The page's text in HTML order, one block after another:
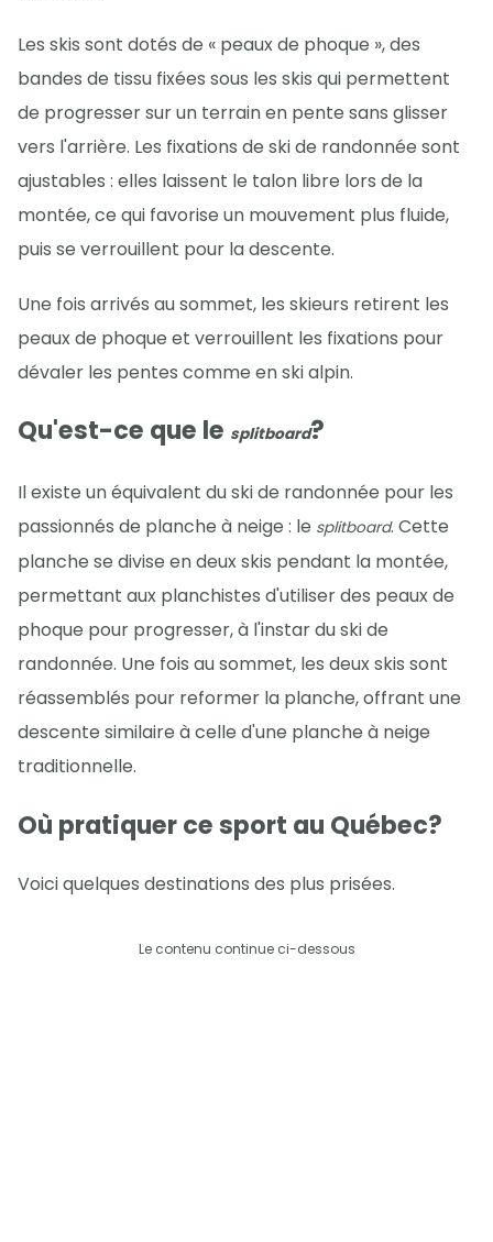
Les skis sont dotés de « peaux de phoque », des
bandes de tissu fixées sous les skis qui permettent
de progresser sur un terrain en pente sans glisser
vers l'arrière. Les fixations de ski de randonnée sont
ajustables : elles laissent le talon libre lors de la
montée, ce qui favorise un mouvement plus fluide,
puis se verrouillent pour la descente.
Une fois arrivés au sommet, les skieurs retirent les
peaux de phoque et verrouillent les fixations pour
dévaler les pentes comme en ski alpin.
Qu'est-ce que le splitboard?
Il existe un équivalent du ski de randonnée pour les
passionnés de planche à neige : le splitboard. Cette
planche se divise en deux skis pendant la montée,
permettant aux planchistes d'utiliser des peaux de
phoque pour progresser, à l'instar du ski de
randonnée. Une fois au sommet, les deux skis sont
réassemblés pour reformer la planche, offrant une
descente similaire à celle d'une planche à neige
traditionnelle.
Où pratiquer ce sport au Québec?
Voici quelques destinations des plus prisées.
Le contenu continue ci-dessous